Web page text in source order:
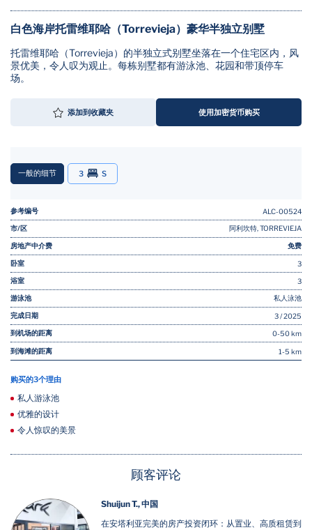
白色海岸托雷维耶哈（Torrevieja）豪华半独立别墅
托雷维耶哈（Torrevieja）的半独立式别墅坐落在一个住宅区内，风
景优美，令人叹为观止。每栋别墅都有游泳池、花园和带顶停车
场。
添加到收藏夹 使用加密货币购买
一般的细节 3 S
参考编号
ALC-00524
市/区
阿利坎特, TORREVIEJA
房地产中介费 免费
卧室
3
浴室
3
游泳池
私人泳池
完成日期
3 / 2025
到机场的距离
0-50 km
到海滩的距离 1-5 km
购买的3个理由
私人游泳池
优雅的设计
令人惊叹的美景
顾客评论
Shuijun T., 中国
在安塔利亚完美的房产投资闭环：从置业、高质租赁到